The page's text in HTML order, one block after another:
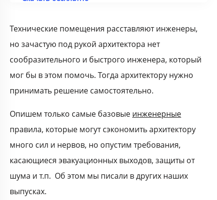
Технические помещения расставляют инженеры,
но зачастую под рукой архитектора нет
сообразительного и быстрого инженера, который
мог бы в этом помочь. Тогда архитектору нужно
принимать решение самостоятельно.
Опишем только самые базовые инженерные
правила, которые могут сэкономить архитектору
много сил и нервов, но опустим требования,
касающиеся эвакуационных выходов, защиты от
шума и т.п. Об этом мы писали в других наших
выпусках.